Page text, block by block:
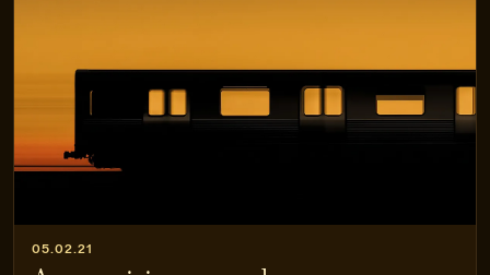
05.02.21